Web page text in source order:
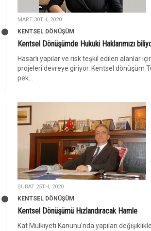
MART 30TH, 2020
KENTSEL DÖNÜŞÜM
Kentsel Dönüşümde Hukuki Haklarımızı
Hasarlı yapılar ve risk teşkil edilen alanlar
projeleri devreye giriyor. Kentsel dönüşüm
pek...
ŞUBAT 25TH, 2020
KENTSEL DÖNÜŞÜM
Kentsel Dönüşümü Hızlandıracak Hamle
Kat Mülkiyeti Kanunu'nda yapılan